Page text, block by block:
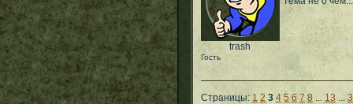
trash
Гость
Страницы: 1 2 3 4 5 6 7 8 ... 13 ...